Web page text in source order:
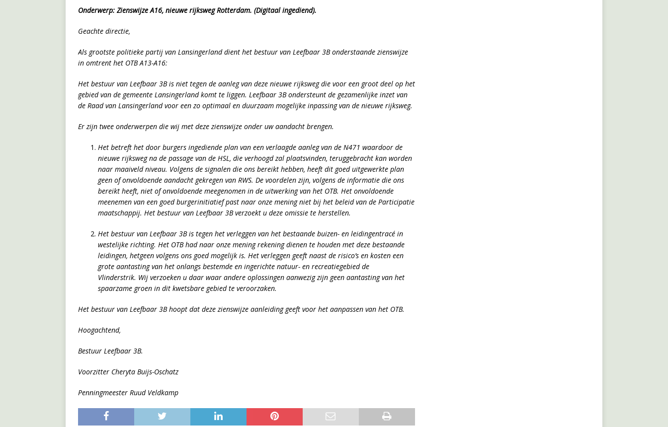
Onderwerp: Zienswijze A16, nieuwe rijksweg Rotterdam. (Digitaal ingediend).
Geachte directie,
Als grootste politieke partij van Lansingerland dient het bestuur van Leefbaar 3B onderstaande zienswijze
in omtrent het OTB A13-A16:
Het bestuur van Leefbaar 3B is niet tegen de aanleg van deze nieuwe rijksweg die voor een groot deel op het
gebied van de gemeente Lansingerland komt te liggen. Leefbaar 3B ondersteunt de gezamenlijke inzet van
de Raad van Lansingerland voor een zo optimaal en duurzaam mogelijke inpassing van de nieuwe rijksweg.
Er zijn twee onderwerpen die wij met deze zienswijze onder uw aandacht brengen.
Het betreft het door burgers ingediende plan van een verlaagde aanleg van de N471 waardoor de
nieuwe rijksweg na de passage van de HSL, die verhoogd zal plaatsvinden, teruggebracht kan worden
naar maaiveld niveau. Volgens de signalen die ons bereikt hebben, heeft dit goed uitgewerkte plan
geen of onvoldoende aandacht gekregen van RWS. De voordelen zijn, volgens de informatie die ons
bereikt heeft, niet of onvoldoende meegenomen in de uitwerking van het OTB. Het onvoldoende
meenemen van een goed burgerinitiatief past naar onze mening niet bij het beleid van de Participatie
maatschappij. Het bestuur van Leefbaar 3B verzoekt u deze omissie te herstellen.
Het bestuur van Leefbaar 3B is tegen het verleggen van het bestaande buizen- en leidingentracé in
westelijke richting. Het OTB had naar onze mening rekening dienen te houden met deze bestaande
leidingen, hetgeen volgens ons goed mogelijk is. Het verleggen geeft naast de risico’s en kosten een
grote aantasting van het onlangs bestemde en ingerichte natuur- en recreatiegebied de
Vlinderstrik. Wij verzoeken u daar waar andere oplossingen aanwezig zijn geen aantasting van het
spaarzame groen in dit kwetsbare gebied te veroorzaken.
Het bestuur van Leefbaar 3B hoopt dat deze zienswijze aanleiding geeft voor het aanpassen van het OTB.
Hoogachtend,
Bestuur Leefbaar 3B.
Voorzitter Cheryta Buijs-Oschatz
Penningmeester Ruud Veldkamp